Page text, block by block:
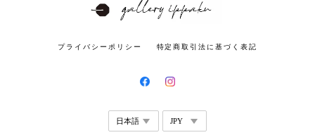
プライバシーポリシー 特定商取引法に基づく表記